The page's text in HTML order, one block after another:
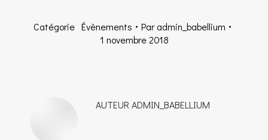
Catégorie Évènements Paradmin_babellium
1 novembre 2018
AUTEURADMIN_BABELLIUM